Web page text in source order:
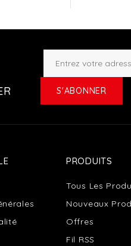
S'ABONNER
PRODUITS
Tous Les
Nouveaux
Offres
Fil RSS